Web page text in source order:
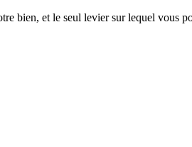
bien, et le seul levier sur lequel vous